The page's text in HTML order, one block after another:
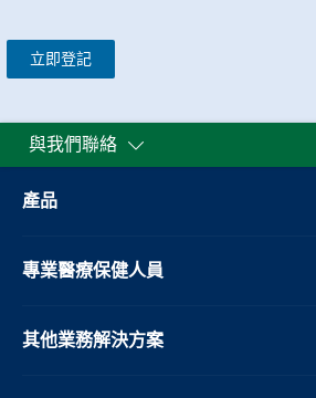
立即登記
與我們聯絡
產品
專業醫療保健人員
其他業務解決方案​